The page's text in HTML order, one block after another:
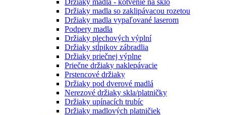
Držiaky madla so zaklipávacou rozetou
Držiaky madla vypaľované laserom
Podpery madla
Držiaky plechových výplní
Držiaky stĺpikov zábradlia
Držiaky priečnej výplne
Priečne držiaky naklepávacie
Prstencové držiaky
Držiaky pod dverové madlá
Nerezové držiaky skla/platničky
Držiaky upínacích trubíc
Držiaky madlových platničiek